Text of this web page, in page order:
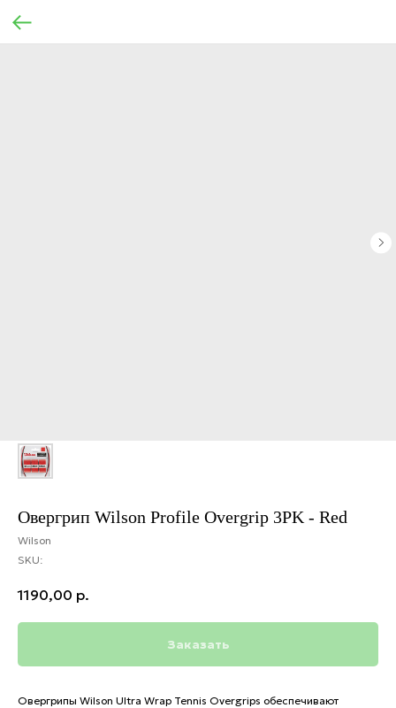
Овергрип Wilson Profile Overgrip 3PK - Red
Wilson
SKU:
1190,00 р.
Заказать
Овергрипы Wilson Ultra Wrap Tennis Overgrips обеспечивают